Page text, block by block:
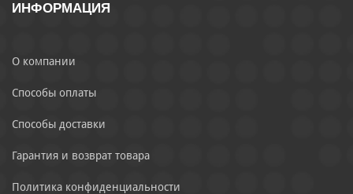
ИНФОРМАЦИЯ
О компании
Способы оплаты
Способы доставки
Гарантия и возврат товара
Политика конфиденциальности